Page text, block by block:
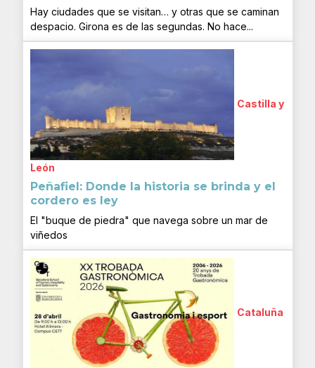
Hay ciudades que se visitan… y otras que se caminan
despacio. Girona es de las segundas. No hace...
Castilla y
León
Peñafiel: Donde la historia se brinda y el
cordero es ley
El "buque de piedra" que navega sobre un mar de
viñedos
Cataluña